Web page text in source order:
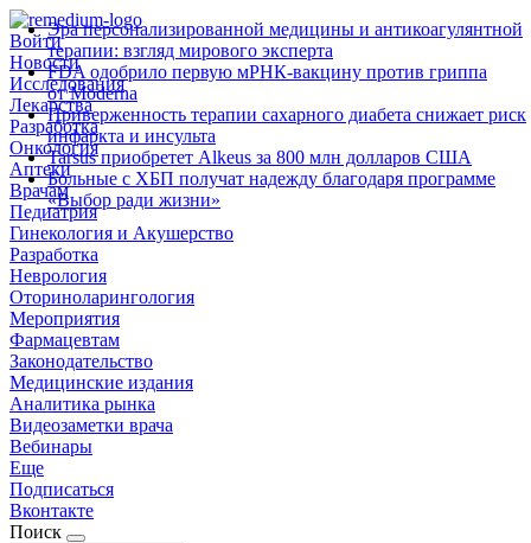
Войти
Новости
Исследования
Лекарства
Разработка
Онкология
Аптеки
Врачам
Педиатрия
Гинекология и Акушерство
Разработка
Неврология
Оториноларингология
Мероприятия
Фармацевтам
Законодательство
Медицинские издания
Аналитика рынка
Видеозаметки врача
Вебинары
Еще
Подписаться
Вконтакте
Поиск
Эра персонализированной медицины и антикоагулянтной
терапии: взгляд мирового эксперта
FDA одобрило первую мРНК‑вакцину против гриппа
от Moderna
Приверженность терапии сахарного диабета снижает риск
инфаркта и инсульта
Tarsus приобретет Alkeus за 800 млн долларов США
Больные с ХБП получат надежду благодаря программе
«Выбор ради жизни»